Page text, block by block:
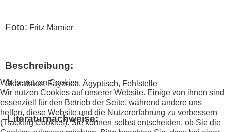
Foto: Fritz Mamier
Beschreibung:
Skarabäus, Fayence, Ägyptisch, Fehlstelle
Literaturnachweise:
Wir benutzen Cookies
Wir nutzen Cookies auf unserer Website. Einige von ihnen sind
essenziell für den Betrieb der Seite, während andere uns
helfen, diese Website und die Nutzererfahrung zu verbessern
(Tracking Cookies). Sie können selbst entscheiden, ob Sie die